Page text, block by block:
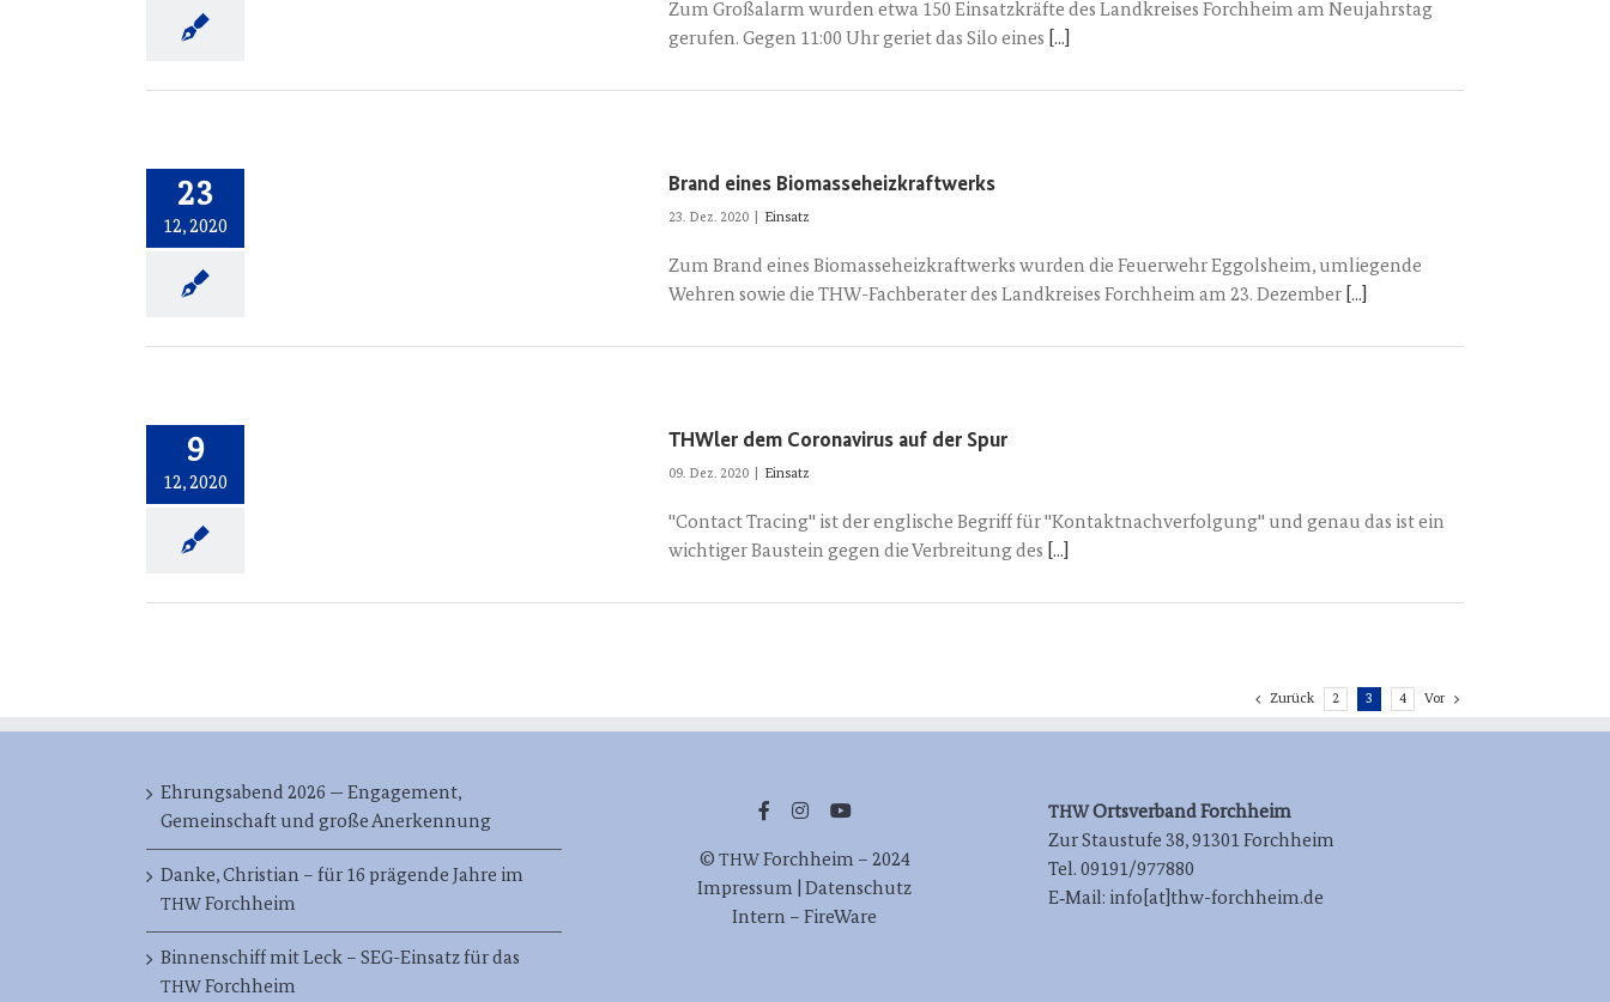
Zum Großalarm wurden etwa 150 Einsatzkräfte des Landkreises Forchheim am Neujahrstag
gerufen. Gegen 11:00 Uhr geriet das Silo eines [...]
23
12, 2020
Brand eines Biomasseheizkraftwerks
23. Dez. 2020 Einsatz
Zum Brand eines Biomasseheizkraftwerks wurden die Feuerwehr Eggolsheim, umliegende
Wehren sowie die THW-Fachberater des Landkreises Forchheim am 23. Dezember [...]
9
12, 2020
THWler dem Coronavirus auf der Spur
09. Dez. 2020 Einsatz
"Contact Tracing" ist der englische Begriff für "Kontaktnachverfolgung" und genau das ist ein
wichtiger Baustein gegen die Verbreitung des [...]
Zurück 2 3 4 Vor
Ehrungsabend 2026 — Engagement,
Gemeinschaft und große Anerkennung
Danke, Christian – für 16 prägende Jahre im
THW Forchheim
Binnenschiff mit Leck – SEG-Einsatz für das
THW Forchheim
© THWForch­heim – 2024
Impres­sum | Datenschutz
Intern – FireWare
THW Orts­ver­band Forchheim
Zur Stau­stu­fe 38, 91301 Forchheim
Tel. 09191/977880
E‑Mail: info[at]thw-forchheim.de